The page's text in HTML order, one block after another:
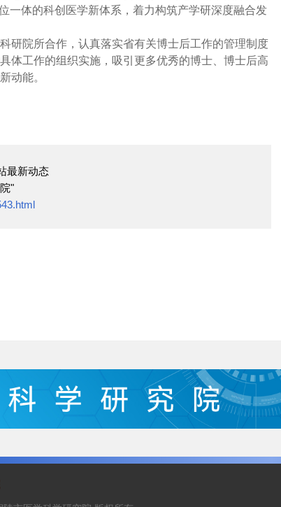
一体的科创医学新体系，着力构筑产学研深度融合发
研院所合作，认真落实省有关博士后工作的管理制度
体工作的组织实施，吸引更多优秀的博士、博士后高
动能。
最新动态
"